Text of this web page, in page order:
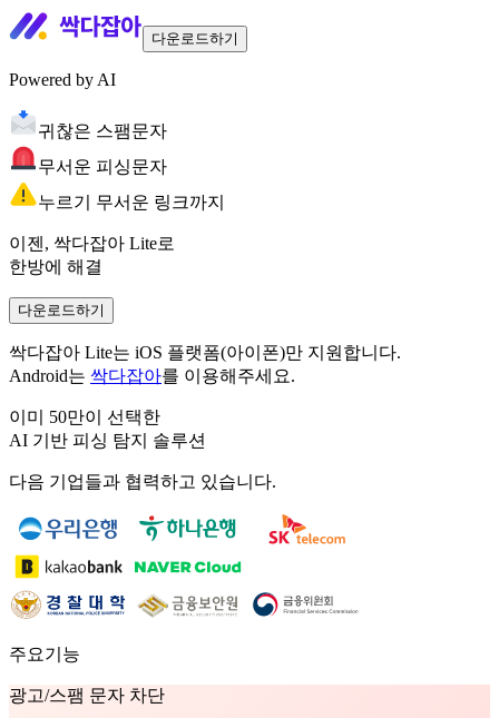
다운로드하기
Powered by AI
귀찮은 스팸문자
무서운 피싱문자
누르기 무서운 링크까지
이젠, 싹다잡아 Lite로
한방에 해결
다운로드하기
싹다잡아 Lite는 iOS 플랫폼(아이폰)만 지원합니다.
Android는 싹다잡아를 이용해주세요.
이미 50만이 선택한
AI 기반 피싱 탐지 솔루션
다음 기업들과 협력하고 있습니다.
주요기능
광고/스팸 문자 차단